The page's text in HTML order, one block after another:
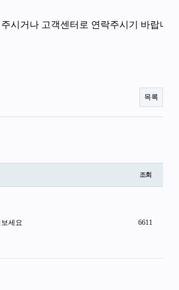
시거나 고객센터로 연락주시기 바랍니다.
목록
조회
세요 6611